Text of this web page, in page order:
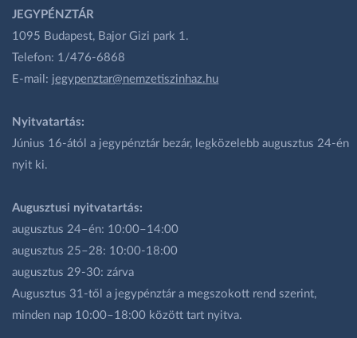
JEGYPÉNZTÁR
1095 Budapest, Bajor Gizi park 1.
Telefon: 1/476-6868
E-mail: jegypenztar@nemzetiszinhaz.hu
Nyitvatartás:
Június 16-ától a jegypénztár bezár, legközelebb augusztus 24-én
nyit ki.
Augusztusi nyitvatartás:
augusztus 24–én: 10:00–14:00
augusztus 25–28: 10:00-18:00
augusztus 29-30: zárva
Augusztus 31-től a jegypénztár a megszokott rend szerint,
minden nap 10:00–18:00 között tart nyitva.